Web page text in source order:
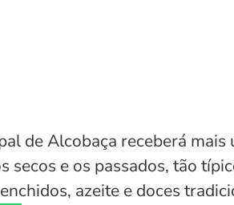
de Alcobaça receberá
secos e os passados, tão
azeite e doces